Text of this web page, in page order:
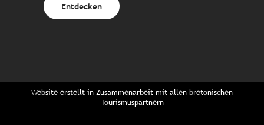
Entdecken
Website erstellt in Zusammenarbeit mit allen bretonischen
Tourismuspartnern